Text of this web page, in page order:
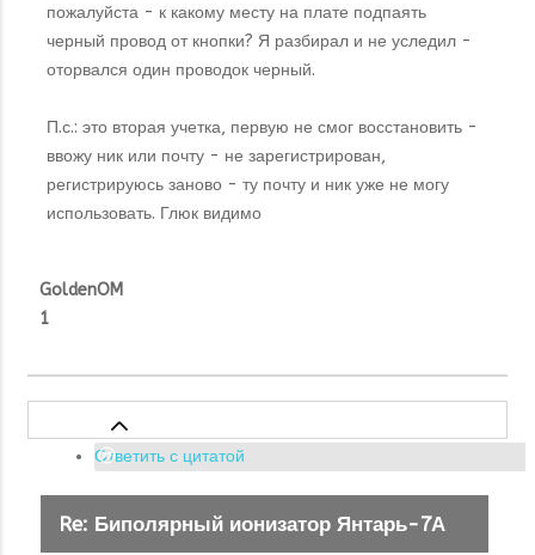
пожалуйста - к какому месту на плате подпаять
черный провод от кнопки? Я разбирал и не уследил -
оторвался один проводок черный.
П.с.: это вторая учетка, первую не смог восстановить -
ввожу ник или почту - не зарегистрирован,
регистрируюсь заново - ту почту и ник уже не могу
использовать. Глюк видимо
GoldenOM
1
Ответить с цитатой
Re: Биполярный ионизатор Янтарь-7А